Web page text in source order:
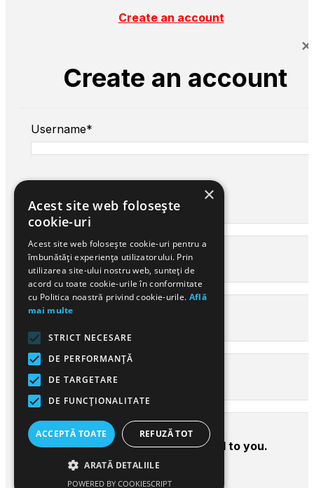
Create an account
Create an account
×
Username*
First name*
Last name*
Your email*
Confirm email*
A password will be emailed to you.
×
Acest site web folosește
cookie-uri
Acest site web folosește cookie-uri pentru a
îmbunătăți experiența utilizatorului. Prin
utilizarea site-ului nostru web, sunteți de
acord cu toate cookie-urile în conformitate
cu Politica noastră privind cookie-urile. Află
mai multe
STRICT NECESARE
DE PERFORMANȚĂ
DE TARGETARE
DE FUNCŢIONALITATE
ACCEPTĂ TOATE REFUZĂ TOT
ARATĂ DETALIILE
POWERED BY COOKIESCRIPT